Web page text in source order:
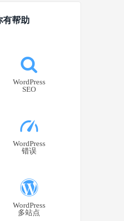
有帮助
WordPress
SEO
WordPress
错误
WordPress
多站点